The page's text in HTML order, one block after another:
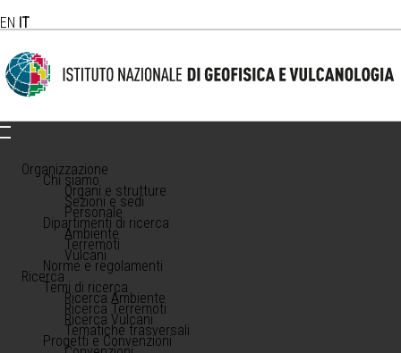
EN IT
Organizzazione
Chi siamo
Organi e strutture
Sezioni e sedi
Personale
Dipartimenti di ricerca
Ambiente
Terremoti
Vulcani
Norme e regolamenti
Ricerca
Temi di ricerca
Ricerca Ambiente
Ricerca Terremoti
Ricerca Vulcani
Tematiche trasversali
Progetti e Convenzioni